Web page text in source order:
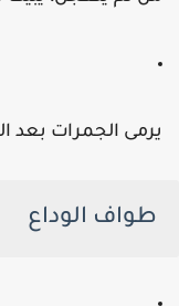
الجمرات بعد
طواف الوداع